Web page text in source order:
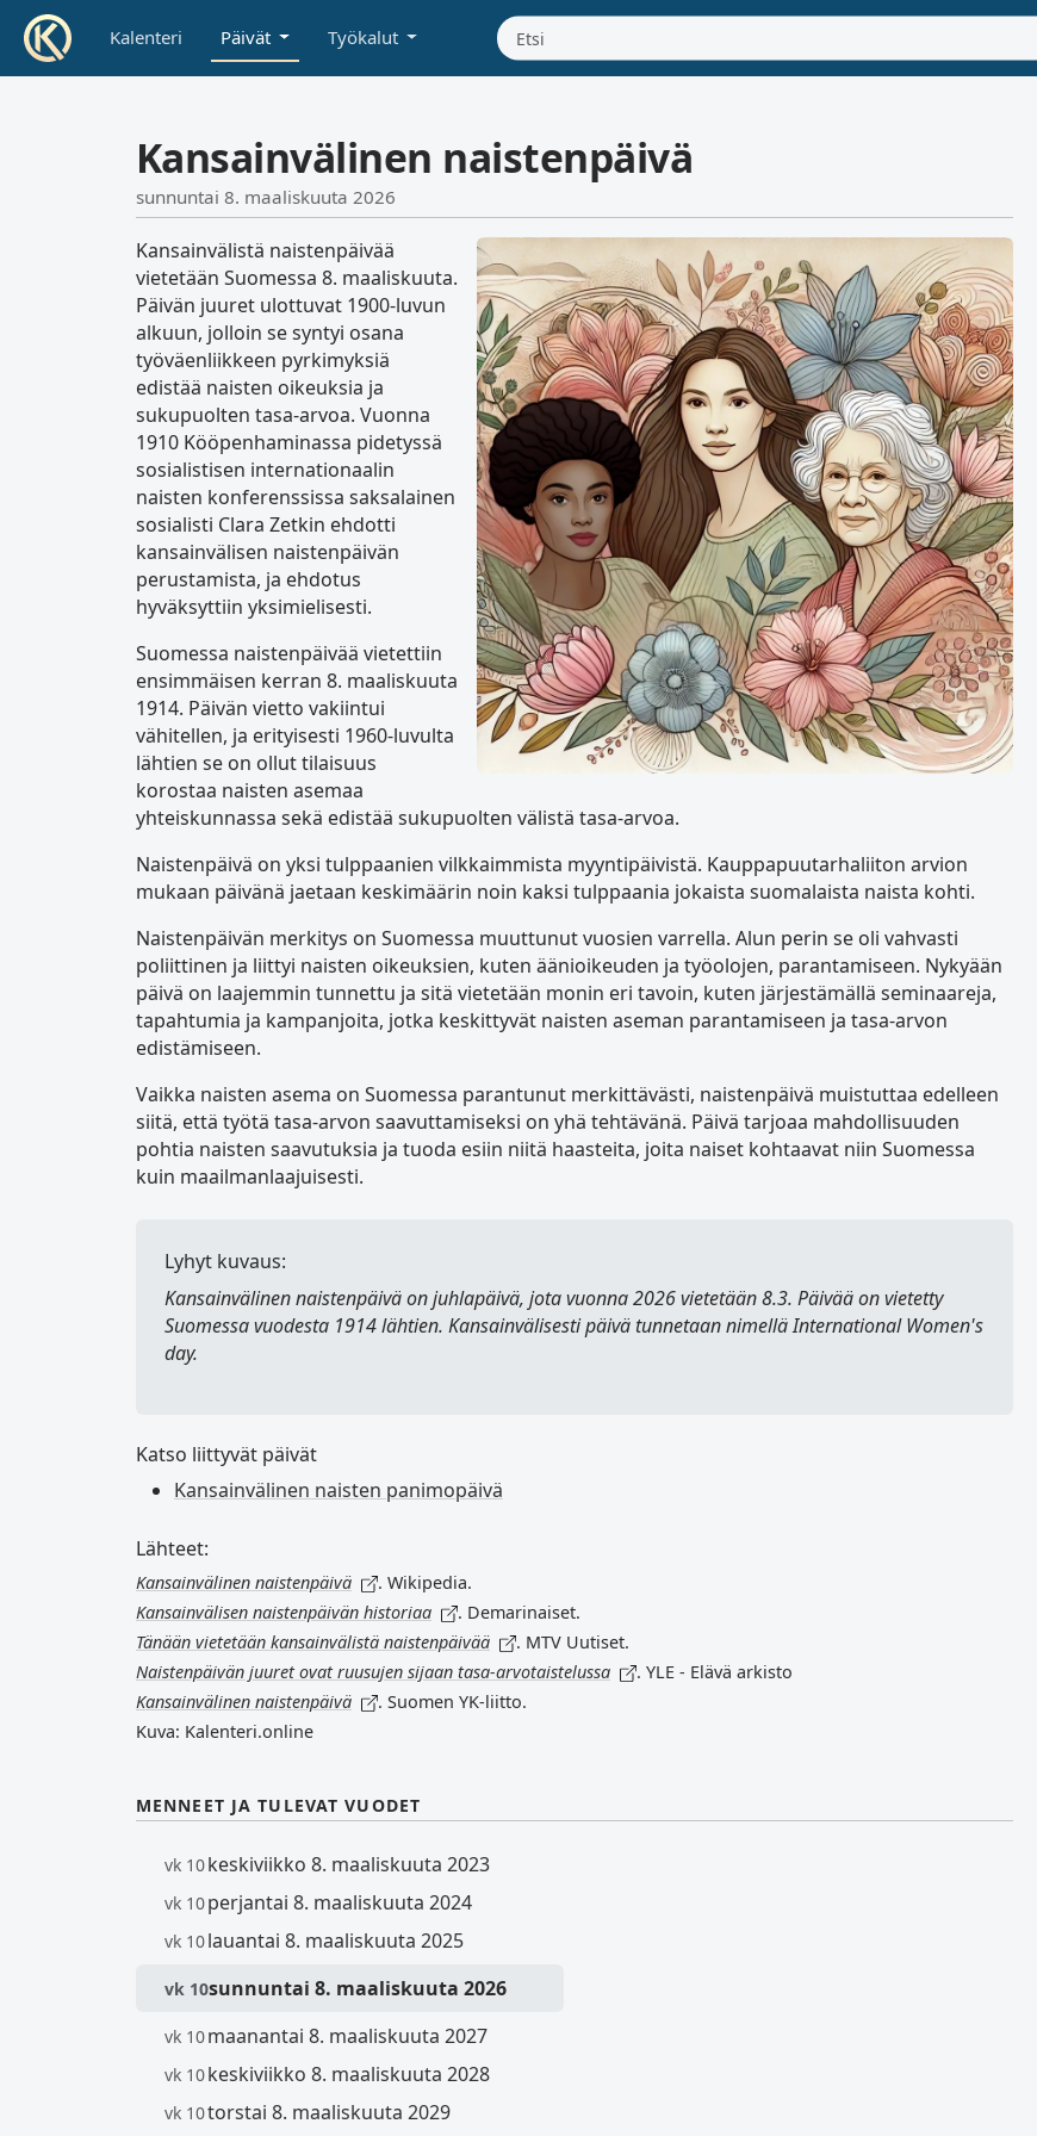
Kalenteri Päivät Työkalut
Kansainvälinen naistenpäivä
sunnuntai 8. maaliskuuta 2026
Kansainvälistä naistenpäivää
vietetään Suomessa 8. maaliskuuta.
Päivän juuret ulottuvat 1900-luvun
alkuun, jolloin se syntyi osana
työväenliikkeen pyrkimyksiä
edistää naisten oikeuksia ja
sukupuolten tasa-arvoa. Vuonna
1910 Kööpenhaminassa pidetyssä
sosialistisen internationaalin
naisten konferenssissa saksalainen
sosialisti Clara Zetkin ehdotti
kansainvälisen naistenpäivän
perustamista, ja ehdotus
hyväksyttiin yksimielisesti.
Suomessa naistenpäivää vietettiin
ensimmäisen kerran 8. maaliskuuta
1914. Päivän vietto vakiintui
vähitellen, ja erityisesti 1960-luvulta
lähtien se on ollut tilaisuus
korostaa naisten asemaa
yhteiskunnassa sekä edistää sukupuolten välistä tasa-arvoa.
Naistenpäivä on yksi tulppaanien vilkkaimmista myyntipäivistä. Kauppapuutarhaliiton arvion
mukaan päivänä jaetaan keskimäärin noin kaksi tulppaania jokaista suomalaista naista kohti.
Naistenpäivän merkitys on Suomessa muuttunut vuosien varrella. Alun perin se oli vahvasti
poliittinen ja liittyi naisten oikeuksien, kuten äänioikeuden ja työolojen, parantamiseen. Nykyään
päivä on laajemmin tunnettu ja sitä vietetään monin eri tavoin, kuten järjestämällä seminaareja,
tapahtumia ja kampanjoita, jotka keskittyvät naisten aseman parantamiseen ja tasa-arvon
edistämiseen.
Vaikka naisten asema on Suomessa parantunut merkittävästi, naistenpäivä muistuttaa edelleen
siitä, että työtä tasa-arvon saavuttamiseksi on yhä tehtävänä. Päivä tarjoaa mahdollisuuden
pohtia naisten saavutuksia ja tuoda esiin niitä haasteita, joita naiset kohtaavat niin Suomessa
kuin maailmanlaajuisesti.
Lyhyt kuvaus:
Kansainvälinen naistenpäiväon juhlapäivä, jota vuonna 2026 vietetään 8.3. Päivää on vietetty
Suomessa vuodesta 1914 lähtien. Kansainvälisesti päivä tunnetaan nimelläInternational Women's
day.
Katso liittyvät päivät
Kansainvälinen naisten panimopäivä
Lähteet:
Kansainvälinen naistenpäivä
. Wikipedia.
Kansainvälisen naistenpäivän historiaa
. Demarinaiset.
Tänään vietetään kansainvälistä naistenpäivää
. MTV Uutiset.
Naistenpäivän juuret ovat ruusujen sijaan tasa-arvotaistelussa
. YLE - Elävä arkisto
Kansainvälinen naistenpäivä
. Suomen YK-liitto.
Kuva: Kalenteri.online
MENNEET JA TULEVAT VUODET
vk 10keskiviikko 8. maaliskuuta 2023
vk 10perjantai 8. maaliskuuta 2024
vk 10lauantai 8. maaliskuuta 2025
vk 10sunnuntai 8. maaliskuuta 2026
vk 10maanantai 8. maaliskuuta 2027
vk 10keskiviikko 8. maaliskuuta 2028
vk 10torstai 8. maaliskuuta 2029